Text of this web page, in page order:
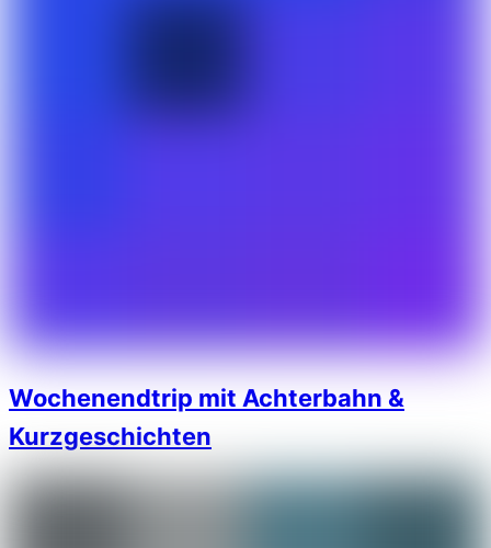
Wochenendtrip mit Achterbahn &
Kurzgeschichten